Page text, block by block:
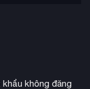
không đăng